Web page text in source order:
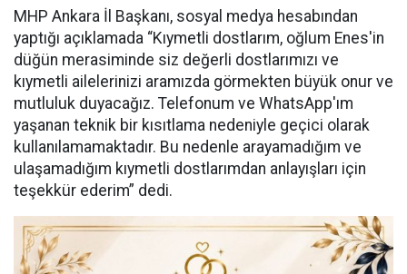
MHP Ankara İl Başkanı, sosyal medya hesabından
yaptığı açıklamada “Kıymetli dostlarım, oğlum Enes'in
düğün merasiminde siz değerli dostlarımızı ve
kıymetli ailelerinizi aramızda görmekten büyük onur ve
mutluluk duyacağız. Telefonum ve WhatsApp'ım
yaşanan teknik bir kısıtlama nedeniyle geçici olarak
kullanılamamaktadır. Bu nedenle arayamadığım ve
ulaşamadığım kıymetli dostlarımdan anlayışları için
teşekkür ederim” dedi.